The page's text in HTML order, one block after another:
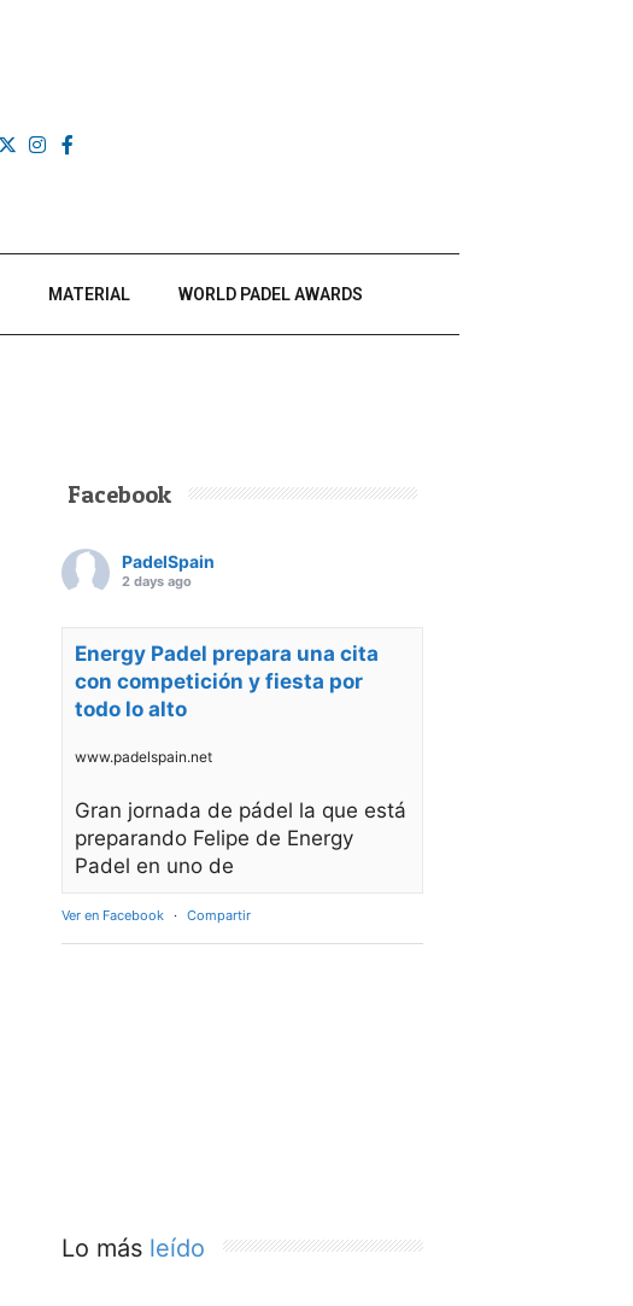
MATERIAL WORLD PADEL AWARDS
Facebook
PadelSpain
2 days ago
Energy Padel prepara una cita
con competición y fiesta por
todo lo alto
www.padelspain.net
Gran jornada de pádel la que está
preparando Felipe de Energy
Padel en uno de
Ver en Facebook · Compartir
Lo más leído